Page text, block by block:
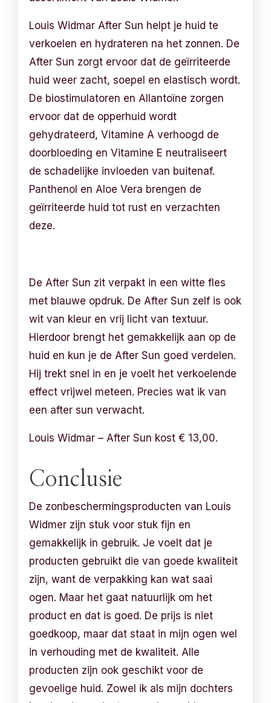
Louis Widmar After Sun helpt je huid te
verkoelen en hydrateren na het zonnen. De
After Sun zorgt ervoor dat de geïrriteerde
huid weer zacht, soepel en elastisch wordt.
De biostimulatoren en Allantoïne zorgen
ervoor dat de opperhuid wordt
gehydrateerd, Vitamine A verhoogd de
doorbloeding en Vitamine E neutraliseert
de schadelijke invloeden van buitenaf.
Panthenol en Aloe Vera brengen de
geïrriteerde huid tot rust en verzachten
deze.
De After Sun zit verpakt in een witte fles
met blauwe opdruk. De After Sun zelf is ook
wit van kleur en vrij licht van textuur.
Hierdoor brengt het gemakkelijk aan op de
huid en kun je de After Sun goed verdelen.
Hij trekt snel in en je voelt het verkoelende
effect vrijwel meteen. Precies wat ik van
een after sun verwacht.
Louis Widmar – After Sun kost € 13,00.
Conclusie
De zonbeschermingsproducten van Louis
Widmer zijn stuk voor stuk fijn en
gemakkelijk in gebruik. Je voelt dat je
producten gebruikt die van goede kwaliteit
zijn, want de verpakking kan wat saai
ogen. Maar het gaat natuurlijk om het
product en dat is goed. De prijs is niet
goedkoop, maar dat staat in mijn ogen wel
in verhouding met de kwaliteit. Alle
producten zijn ook geschikt voor de
gevoelige huid. Zowel ik als mijn dochters